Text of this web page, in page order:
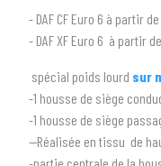
Tous les types
SÉLECTIONNEZ LA
Toutes les marques
PRÉCISEZ LE MODÈLE
- DAF CF Euro 6 à partir de
- DAF XF Euro 6 à partir
spécial poids lourd sur
-1 housse de siège
-1 housse de siège
--Réalisée en tissu de
-partie centrale de la